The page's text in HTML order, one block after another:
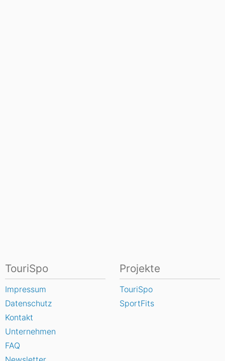
TouriSpo
Impressum
Datenschutz
Kontakt
Unternehmen
FAQ
Projekte
TouriSpo
SportFits